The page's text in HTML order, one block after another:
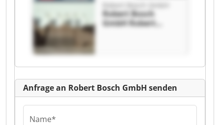
Robert Bosch GmbH
Robert Bosch
GmbH Robert
Anfrage an Robert Bosch GmbH senden
Name*